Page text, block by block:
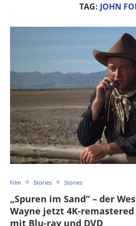
TAG: JOHN
Film Stories Stories
„Spuren im Sand“ – der
Wayne jetzt 4K-
mit Blu-ray und DVD